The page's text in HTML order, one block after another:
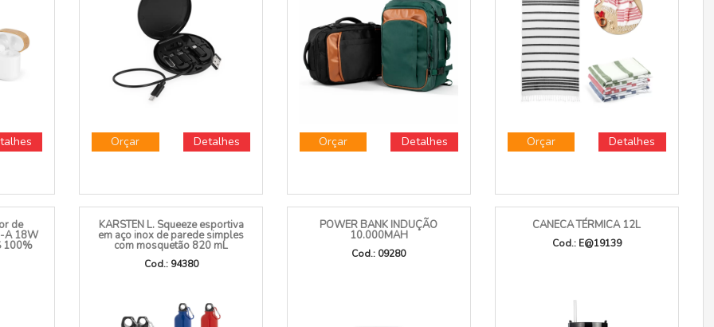
KIT CABO USB-C COM 3
ADAPTADORES
Cod.: 15439
Orçar Detalhes
MOCHILA EXPANSÍVEL NYLON
29L
Cod.: 09297
Detalhes
MALLORCA. Toalha de praia em
algodão (70% reciclado) e
poliéster (30% reciclado) (180
g/m²)
Cod.: 99159
Orçar Detalhes